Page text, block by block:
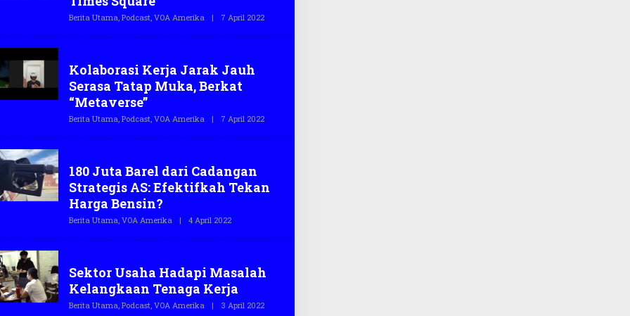
C
Berita Utama, Podcast, VOA Amerika | 7 April 2022O
E
C
Kolaborasi Kerja Jarak Jauh
Serasa Tatap Muka, Berkat
“Metaverse”
Berita Utama, Podcast, VOA Amerika | 7 April 2022O
E
A
180 Juta Barel dari Cadangan
Strategis AS: Efektifkah Tekan
Harga Bensin?
Berita Utama, VOA Amerika | 4 April 2022O
E
E
G
A
.
Sektor Usaha Hadapi Masalah
Kelangkaan Tenaga Kerja
Berita Utama, Podcast, VOA Amerika | 3 April 2022O